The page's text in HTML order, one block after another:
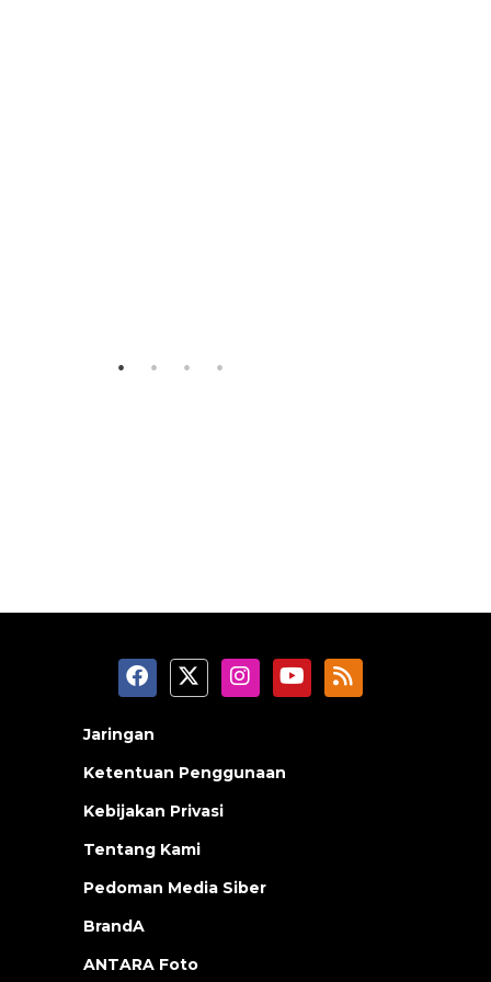
Jaringan
Ketentuan Penggunaan
Kebijakan Privasi
Tentang Kami
Pedoman Media Siber
BrandA
ANTARA Foto